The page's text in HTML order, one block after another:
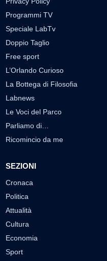
Programmi TV
Speciale LabTv
Doppio Taglio
Free sport
L’Orlando Curioso
La Bottega di Filosofia
Labnews
Le Voci del Parco
Parliamo di…
Ricomincio da me
SEZIONI
Cronaca
Politica
Attualità
Cultura
Economia
Sport